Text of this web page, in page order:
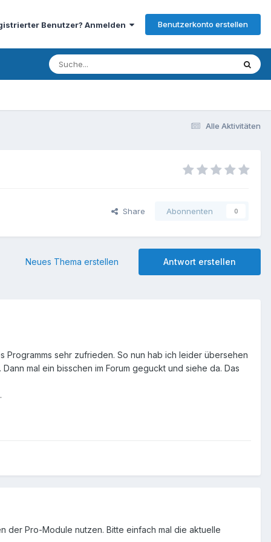
Benutzer? Anmelden Benutzerkonto erstellen
Alle Aktivitäten
Share Abonnenten 0
Antwort erstellen
Neues Thema erstellen
sehr zufrieden. So nun hab ich leider übersehen
mal ein bisschen im Forum geguckt und siehe da. Das
der Pro-Module nutzen. Bitte einfach mal die aktuelle